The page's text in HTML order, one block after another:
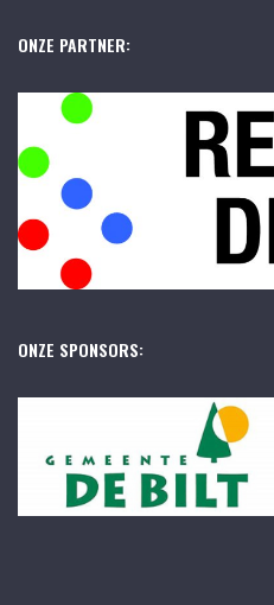
ONZE PARTNER:
ONZE SPONSORS: